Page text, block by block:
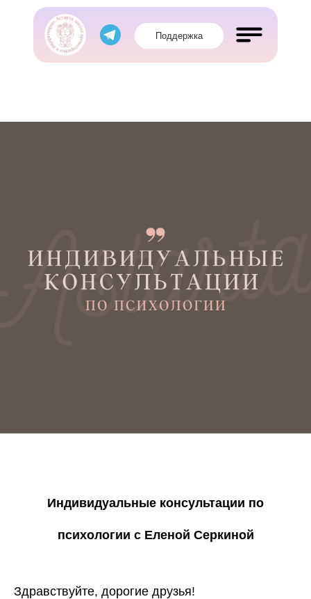
Обучение Магазин
Поддержка
Индивидуальные консультации по
психологии с Еленой Серкиной
Здравствуйте, дорогие друзья!